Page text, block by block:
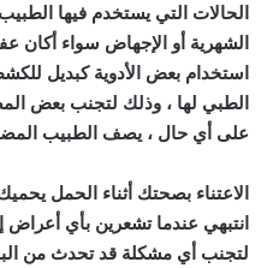
الحالات التي يستخدم فيها
الشهرية أو الإجهاض سواء أكان
استخدام بعض الأدوية كبديل
الطبي لها ، وذلك لتجنب بعض
على أي حال ، يصف الطبيب
الاعتناء بصحتك أثناء الحمل
انتبهي عندما تشعرين بأي
لتجنب أي مشكلة قد تحدث من